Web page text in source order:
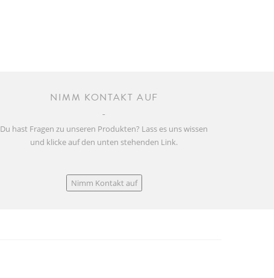
NIMM KONTAKT AUF
Du hast Fragen zu unseren Produkten? Lass es uns wissen
und klicke auf den unten stehenden Link.
Nimm Kontakt auf